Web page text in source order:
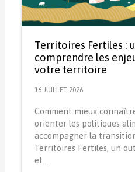
Territoires Fertiles :
comprendre les
votre territoire
16 JUILLET 2026
Comment mieux
orienter les politiques
accompagner la
Territoires Fertiles, un
et…